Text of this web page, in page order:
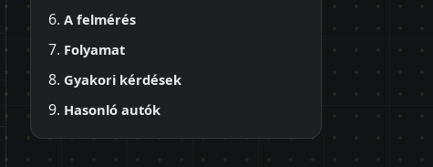
A felmérés
Folyamat
Gyakori kérdések
Hasonló autók